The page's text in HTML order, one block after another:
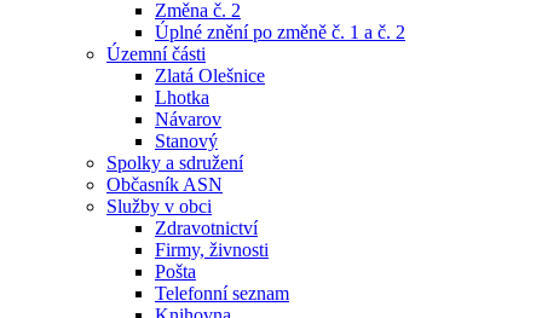
Změna č. 2
Úplné znění po změně č. 1 a č. 2
Územní části
Zlatá Olešnice
Lhotka
Návarov
Stanový
Spolky a sdružení
Občasník ASN
Služby v obci
Zdravotnictví
Firmy, živnosti
Pošta
Telefonní seznam